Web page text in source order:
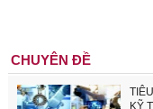
CHUYÊN ĐỀ
KỸ